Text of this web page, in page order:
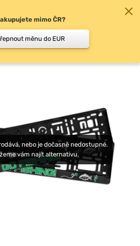
nebo je dočasně nedostupné.
vám najít alternativu.
mimo ČR?
měnu do EUR